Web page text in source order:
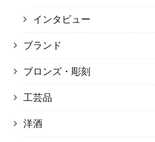
インタビュー
ブランド
ブロンズ・彫刻
工芸品
洋酒